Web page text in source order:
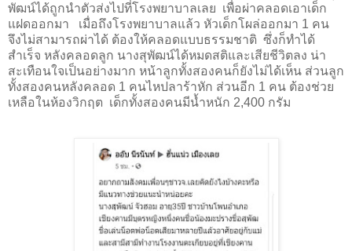
พัฒน์ได้ถูกนำตัวส่งไปที่โรงพยาบาลเลย เพื่อผ่าคลอดเอาเด็ก
แฝดออกมา
เมื่อถึงโรงพยาบาลแล้ว หัวเด็กโผล่ออกมา 1 คน
จึงไม่สามารถผ่าได้ ต้องให้คลอดแบบธรรมชาติ ซึ่งก็ทำได้
สำเร็จ หลังคลอดลูก นางสุพัฒน์ได้หมดสติและเสียชีวิตลง น่า
สะเทือนใจเป็นอย่างมาก หน้าลูกทั้งสองคนก็ยังไม่ได้เห็น ส่วนลูก
ทั้งสองคนหลังคลอด 1 คนไหปลาร้าหัก ส่วนอีก 1 คน ต้องช่วย
เหลือในห้องวิกฤต เด็กทั้งสองคนมีน้ำหนัก 2,400 กรัม